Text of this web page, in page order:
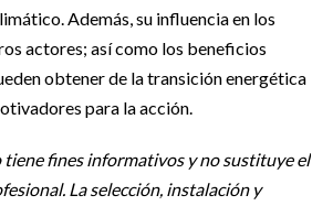
Además, su influencia en los
actores; así como los beneficios
obtener de la transición energética
para la acción.
fines informativos y no sustituye el
La selección, instalación y